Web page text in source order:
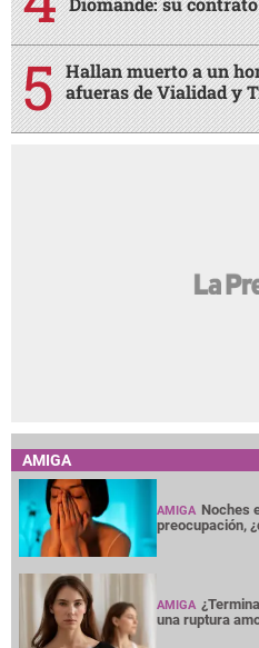
Hallan muerto a un
afueras de Vialidad y
AMIGA
AMIGA Noches
preocupación,
AMIGA
una ruptura